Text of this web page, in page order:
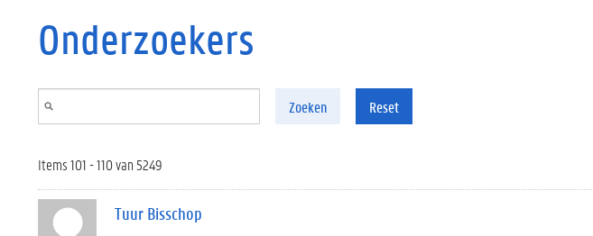
Onderzoekers
Zoeken Reset
Items 101 - 110 van 5249
Tuur Bisschop